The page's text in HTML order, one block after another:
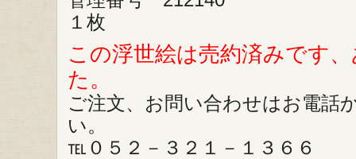
１枚
この浮世絵は売約済みです
た。
ご注文、お問い合わせはお電話
い。
℡０５２－３２１－１３６６